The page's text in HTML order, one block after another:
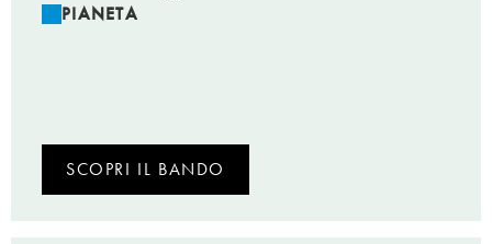
PIANETA
SCOPRI IL BANDO